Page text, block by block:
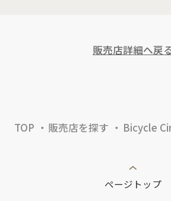
販売店詳細へ戻
TOP 販売店を探す Bicycle
ページトップ